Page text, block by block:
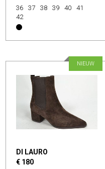
36 37 38 39 40
41
42
DI LAURO
€ 180
NIEUW